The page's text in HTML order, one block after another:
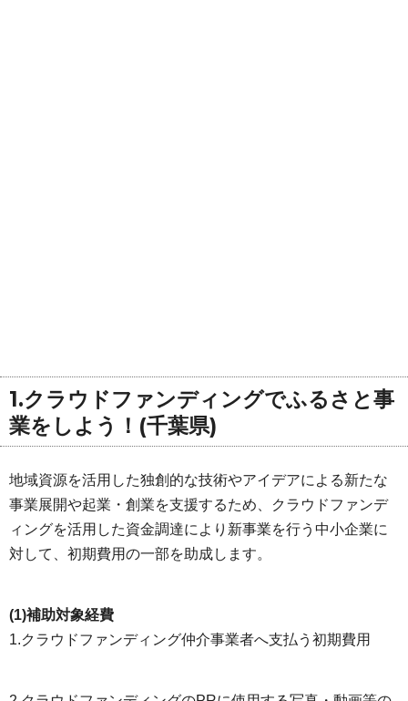
1.クラウドファンディングでふるさと事
業をしよう！(千葉県)
地域資源を活用した独創的な技術やアイデアによる新たな
事業展開や起業・創業を支援するため、クラウドファンデ
ィングを活用した資金調達により新事業を行う中小企業に
対して、初期費用の一部を助成します。
(1)補助対象経費
1.クラウドファンディング仲介事業者へ支払う初期費用